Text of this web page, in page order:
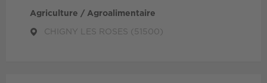
Agriculture / Agroalimentaire
CHIGNY LES ROSES (51500)